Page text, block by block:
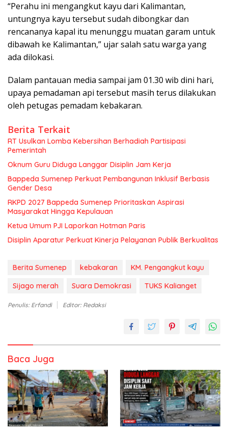
“Perahu ini mengangkut kayu dari Kalimantan,
untungnya kayu tersebut sudah dibongkar dan
rencananya kapal itu menunggu muatan garam untuk
dibawah ke Kalimantan,” ujar salah satu warga yang
ada dilokasi.
Dalam pantauan media sampai jam 01.30 wib dini hari,
upaya pemadaman api tersebut masih terus dilakukan
oleh petugas pemadam kebakaran.
Berita Terkait
RT Usulkan Lomba Kebersihan Berhadiah Partisipasi
Pemerintah
Oknum Guru Diduga Langgar Disiplin Jam Kerja
Bappeda Sumenep Perkuat Pembangunan Inklusif Berbasis
Gender Desa
RKPD 2027 Bappeda Sumenep Prioritaskan Aspirasi
Masyarakat Hingga Kepulauan
Ketua Umum PJI Laporkan Hotman Paris
Disiplin Aparatur Perkuat Kinerja Pelayanan Publik Berkualitas
Berita Sumenep kebakaran
KM. Pengangkut kayu
Sijago merah
Suara Demokrasi TUKS Kalianget
Penulis: Erfandi Editor: Redaksi
Baca Juga